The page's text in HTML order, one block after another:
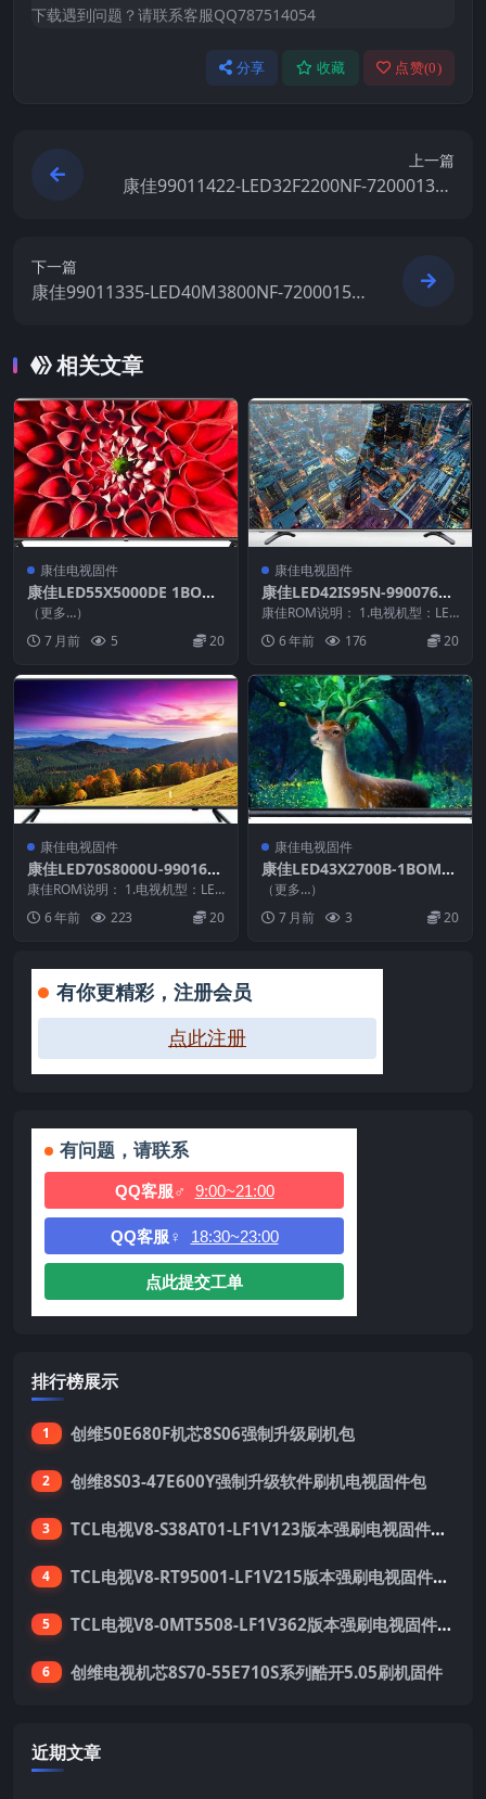
下载遇到问题？请联系客服QQ787514054
分享 收藏 点赞(0)
上一篇
康佳99011422-LED32F2200NF-72000136Y
下一篇
康佳99011335-LED40M3800NF-72000152
相关文章
康佳电视固件
康佳LED55X5000DE 1BOM
SAC-20121231_U盘刷机固
件
（更多…）
7 月前
5 20
康佳电视固件
康佳LED42IS95N-99007657
-V1.1.50原厂系统刷机电视固
件包下载
康佳ROM说明： 1.电视机型：LED
42IS95N 2.物料号：9900765...
6 年前 176 20
康佳电视固件
康佳LED70S8000U-9901642
8-V1.2.11-LQ695R3HB7S
（语音兼容软件）原厂系统刷
机电视固件包下载
康佳ROM说明： 1.电视机型：LED
70S8000U 2.物料号：990164...
6 年前 223 20
康佳电视固件
康佳LED43X2700B-1BOM-9
9015180-V2.0.02-72000875
YT_U盘刷机固件
（更多…）
7 月前
3 20
有你更精彩，注册会员
点此注册
有问题，请联系
QQ客服♂ 9:00~21:00
QQ客服♀ 18:30~23:00
点此提交工单
排行榜展示
1 创维50E680F机芯8S06强制升级刷机包
2 创维8S03-47E600Y强制升级软件刷机电视固件包
3 TCL电视V8-S38AT01-LF1V123版本强刷电视固件包下载
4 TCL电视V8-RT95001-LF1V215版本强刷电视固件包下载
5 TCL电视V8-0MT5508-LF1V362版本强刷电视固件包下载
6 创维电视机芯8S70-55E710S系列酷开5.05刷机固件
近期文章